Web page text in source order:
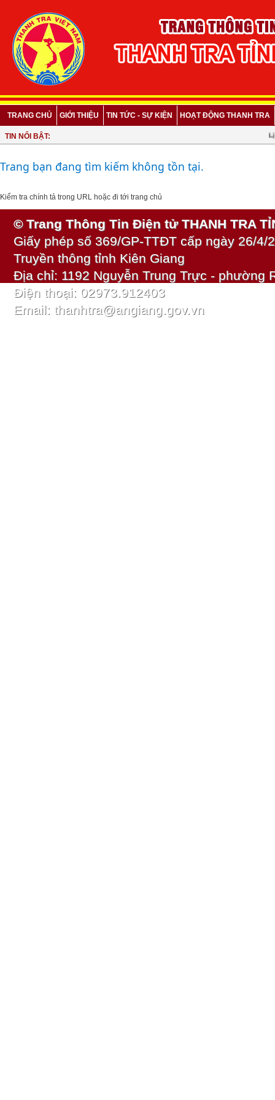
TRANG CHỦ GIỚI THIỆU TIN TỨC - SỰ KIỆN HOẠT ĐỘNG THANH TRA
TIN NỔI BẬT:
Trang bạn đang tìm kiếm không tồn tại.
Kiểm tra chính tả trong URL hoặc đi tới trang chủ
© Trang Thông Tin Điện tử THANH TRA
Giấy phép số 369/GP-TTĐT cấp ngày 26/4/
Truyền thông tỉnh Kiên Giang
Địa chỉ: 1192 Nguyễn Trung Trực - phường
Điện thoại: 02973.912403
Email: thanhtra@angiang.gov.vn